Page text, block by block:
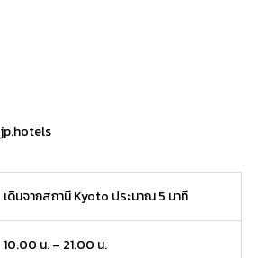
jp.hotels
เดินจากสถานี Kyoto ประมาณ 5 นาที
10.00 น. – 21.00 น.